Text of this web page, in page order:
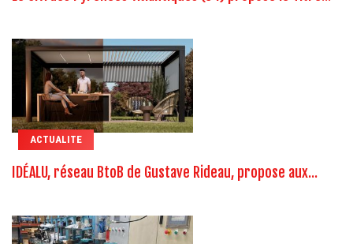
ACTUALITE
IDÉALU, réseau BtoB de Gustave Rideau, propose aux...